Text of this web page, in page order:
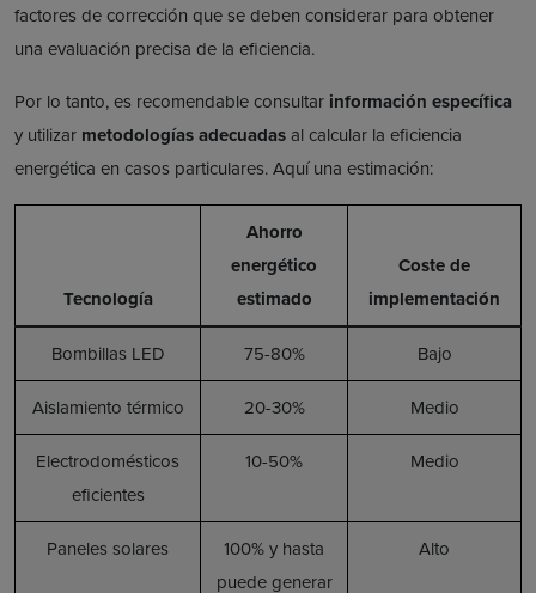
factores de corrección que se deben considerar para obtener
una evaluación precisa de la eficiencia.
Por lo tanto, es recomendable consultar información específica
y utilizar metodologías adecuadasal calcular la eficiencia
energética en casos particulares. Aquí una estimación:
Tecnología
Ahorro
energético
estimado
Coste de
implementación
Bombillas LED 75-80% Bajo
Aislamiento térmico 20-30% Medio
Electrodomésticos
eficientes
10-50% Medio
Paneles solares
100% y hasta
puede generar
Alto